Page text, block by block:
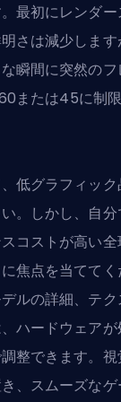
最初にレンダ
さは減少します
瞬間に突然の
または45に制
低グラフィック
。しかし、自
コストが高い
焦点を当てて
ルの詳細、テ
ハードウェア
整できます。
、スムーズな